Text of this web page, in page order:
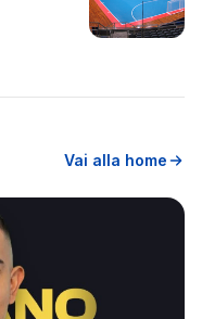
Vai alla home